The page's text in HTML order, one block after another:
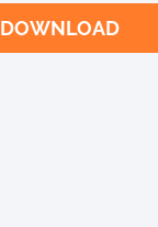
DOWNLOAD